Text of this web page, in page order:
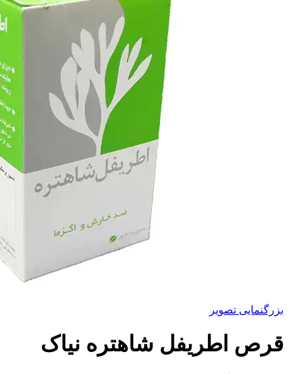
بزرگنمایی تصویر
قرص اطریفل شاهتره نیاک